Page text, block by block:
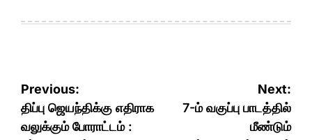
Post
navigation
Previous:
திப்பு ஜெயந்திக்கு எதிராக
வலுக்கும் போராட்டம் :
Next:
7-ம் வகுப்பு பாடத்தில்
மீண்டும்